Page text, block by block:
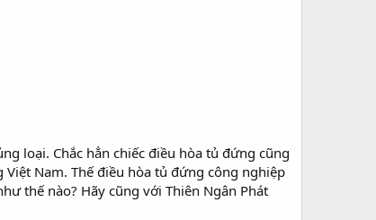
loại. Chắc hẳn chiếc điều hòa tủ đứng cũng
Nam. Thế điều hòa tủ đứng công nghiệp
thế nào? Hãy cũng với Thiên Ngân Phát